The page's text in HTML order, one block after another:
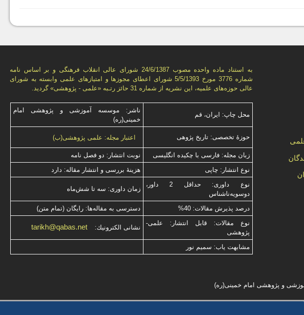
به استناد ماده واحده مصوب 24/6/1387 شورای عالی انقلاب فرهنگی و بر اساس نامه
شماره 3776 مورخ 5/5/1393 شورای اعطای مجوزها و امتيازهای علمی وابسته به شورای
عالی حوزه‌های علميه، اين نشريه از شماره 31 حائز رتـبه «علمی - پژوهشی» گرديد.
محل چاپ: ایران، قم
ناشر: موسسه آموزشی و پژوهشی امام
خمینی(ره)
حوزۀ تخصصی: تاریخ پژوهی اعتبار مجله: علمی پژوهشی(ب)
زبان مجله: فارسی با چكیده انگلیسی
نوبت انتشار: دو فصل نامه
نوع انتشار: چاپی
هزینۀ بررسی و انتشار مقاله: دارد
نوع داوری: حداقل 2 داور،
دوسویه‌ناشناس
زمان داوری: سه تا شش‌ماه
درصد پذیرش مقالات: 40%
دسترسی به مقاله‌ها: رایگان (تمام متن)
نوع مقالات: قابل انتشار: علمی-
پژوهشی
نشانی الكترونیك: tarikh@qabas.net
مشابهت ياب: سميم نور
و پژوهشی امام خمینی(ره)